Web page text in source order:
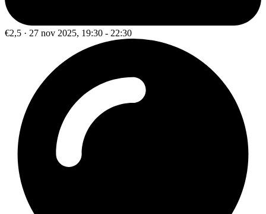
€2,5 · 27 nov 2025, 19:30 - 22:30